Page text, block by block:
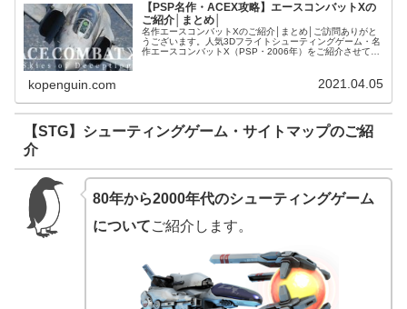
【PSP名作・ACEX攻略】エースコンバットXの
ご紹介│まとめ│
名作エースコンバットXのご紹介│まとめ│ご訪問ありがと
うございます。人気3Dフライトシューティングゲーム・名
作エースコンバットX（PSP・2006年）をご紹介させて頂
kopenguin.com 2021.04.05
【STG】シューティングゲーム・サイトマップのご紹
介
80年から2000年代のシューティングゲーム
についてご紹介します。